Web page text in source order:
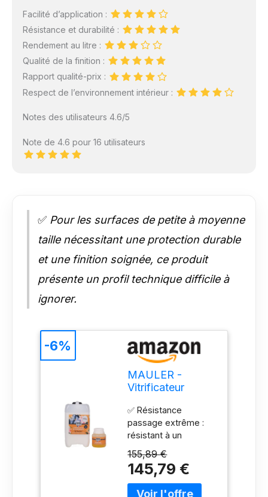
Facilité d’application :
Résistance et durabilité :
Rendement au litre :
Qualité de la finition :
Rapport qualité-prix :
Respect de l’environnement intérieur :
Notes des utilisateurs 4.6/5
Note de 4.6 pour 16 utilisateurs
✅ Pour les surfaces de petite à moyenne
taille nécessitant une protection durable
et une finition soignée, ce produit
présente un profil technique difficile à
ignorer.
MAULER -
Vitrificateur
Trafic Intense -
Satin Incolore
2,65L
✅ Résistance
passage extrême :
résistant à un
personnes, idéal pour
l'escalier ou le
parquet d'un
155,89 €
145,79 €
-6%